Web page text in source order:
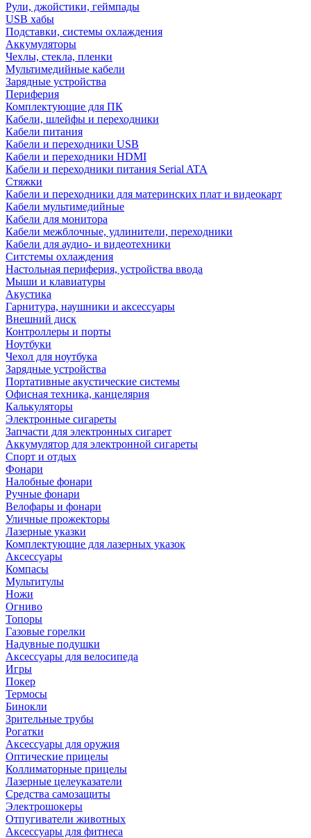
Рули, джойстики, геймпады
USB хабы
Подставки, системы охлаждения
Аккумуляторы
Чехлы, стекла, пленки
Мультимедийные кабели
Зарядные устройства
Периферия
Комплектующие для ПК
Кабели, шлейфы и переходники
Кабели питания
Кабели и переходники USB
Кабели и переходники HDMI
Кабели и переходники питания Serial ATA
Стяжки
Кабели и переходники для материнских плат и видеокарт
Кабели мультимедийные
Кабели для монитора
Кабели межблочные, удлинители, переходники
Кабели для аудио- и видеотехники
Ситстемы охлаждения
Настольная периферия, устройства ввода
Мыши и клавиатуры
Акустика
Гарнитура, наушники и аксессуары
Внешний диск
Контроллеры и порты
Ноутбуки
Чехол для ноутбука
Зарядные устройства
Портативные акустические системы
Офисная техника, канцелярия
Калькуляторы
Электронные сигареты
Запчасти для электронных сигарет
Аккумулятор для электронной сигареты
Спорт и отдых
Фонари
Налобные фонари
Ручные фонари
Велофары и фонари
Уличные прожекторы
Лазерные указки
Комплектующие для лазерных указок
Аксессуары
Компасы
Мультитулы
Ножи
Огниво
Топоры
Газовые горелки
Надувные подушки
Аксессуары для велосипеда
Игры
Покер
Термосы
Бинокли
Зрительные трубы
Рогатки
Аксессуары для оружия
Оптические прицелы
Коллиматорные прицелы
Лазерные целеуказатели
Средства самозащиты
Электрошокеры
Отпугиватели животных
Аксессуары для фитнеса